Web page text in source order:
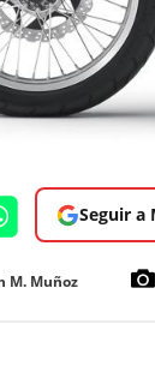
Seguir a
M. Muñoz